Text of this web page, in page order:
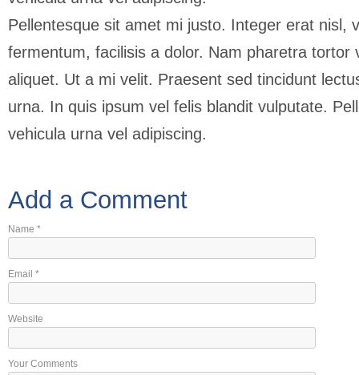
Pellentesque sit amet mi justo. Integer erat nisl,
fermentum, facilisis a dolor. Nam pharetra tortor
aliquet. Ut a mi velit. Praesent sed tincidunt
urna. In quis ipsum vel felis blandit vulputate.
vehicula urna vel adipiscing.
Add a Comment
Name *
Email *
Website
Your Comments